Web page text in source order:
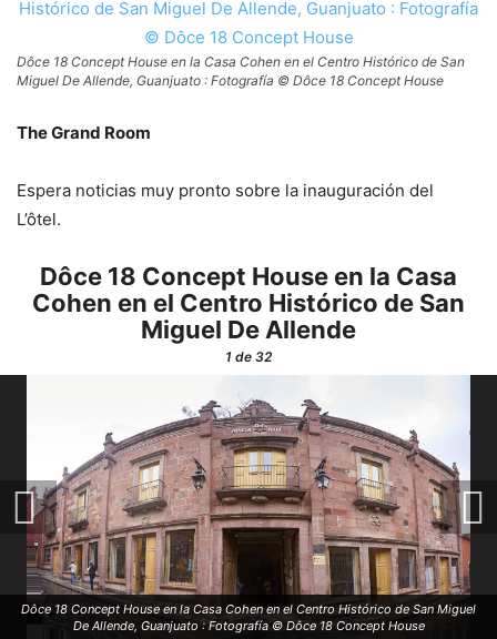
Dôce 18 Concept House en la Casa Cohen en el Centro Histórico de San
Miguel De Allende, Guanjuato : Fotografía © Dôce 18 Concept House
The Grand Room
Espera noticias muy pronto sobre la inauguración del
L’ôtel.
Dôce 18 Concept House en la Casa
Cohen en el Centro Histórico de San
Miguel De Allende
1 de 32
Dôce 18 Concept House en la Casa Cohen en el Centro Histórico de San Miguel
De Allende, Guanjuato : Fotografía © Dôce 18 Concept House